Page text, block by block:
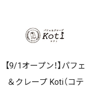
【9/1オープン！】パフェ
＆クレープ Koti（コテ